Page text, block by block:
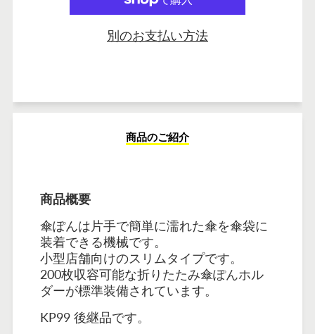
別のお支払い方法
商品のご紹介
商品概要
傘ぽんは片手で簡単に濡れた傘を傘袋に
装着できる機械です。
小型店舗向けのスリムタイプです。
200枚収容可能な折りたたみ傘ぽんホル
ダーが標準装備されています。
KP99 後継品です。